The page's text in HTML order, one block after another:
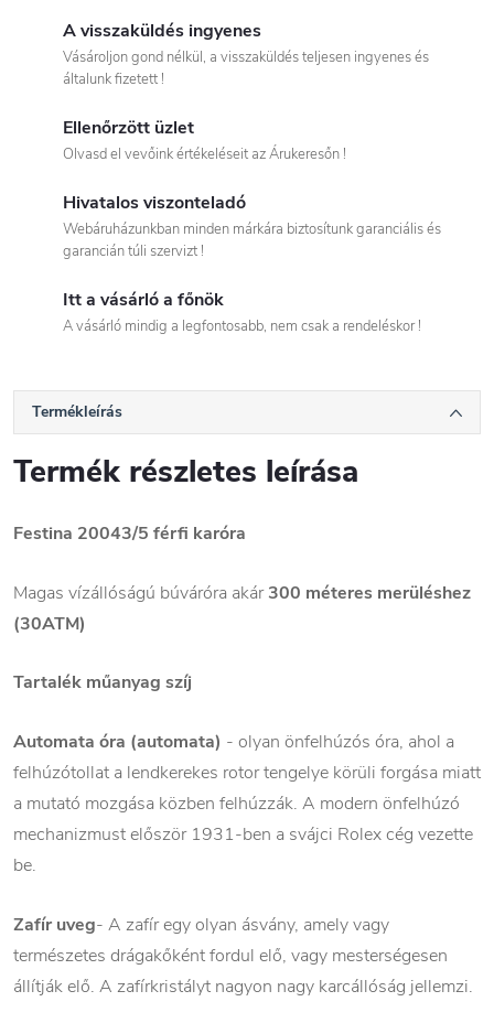
A visszaküldés ingyenes
Vásároljon gond nélkül, a visszaküldés teljesen ingyenes és
általunk fizetett !
Ellenőrzött üzlet
Olvasd el vevőink értékeléseit az Árukeresőn !
Hivatalos viszonteladó
Webáruházunkban minden márkára biztosítunk garanciális és
garancián túli szervizt !
Itt a vásárló a főnök
A vásárló mindig a legfontosabb, nem csak a rendeléskor !
Termékleírás
Termék részletes leírása
Festina 20043/5 férfi karóra
Magas vízállóságú búváróra akár300 méteres merüléshez
(30ATM)
Tartalék műanyag szíj
Automata óra (automata) - olyan önfelhúzós óra, ahol a
felhúzótollat a lendkerekes rotor tengelye körüli forgása miatt
a mutató mozgása közben felhúzzák. A modern önfelhúzó
mechanizmust először 1931-ben a svájci Rolex cég vezette
be.
Zafír uveg- A zafír egy olyan ásvány, amely vagy
természetes drágakőként fordul elő, vagy mesterségesen
állítják elő. A zafírkristályt nagyon nagy karcállóság jellemzi.